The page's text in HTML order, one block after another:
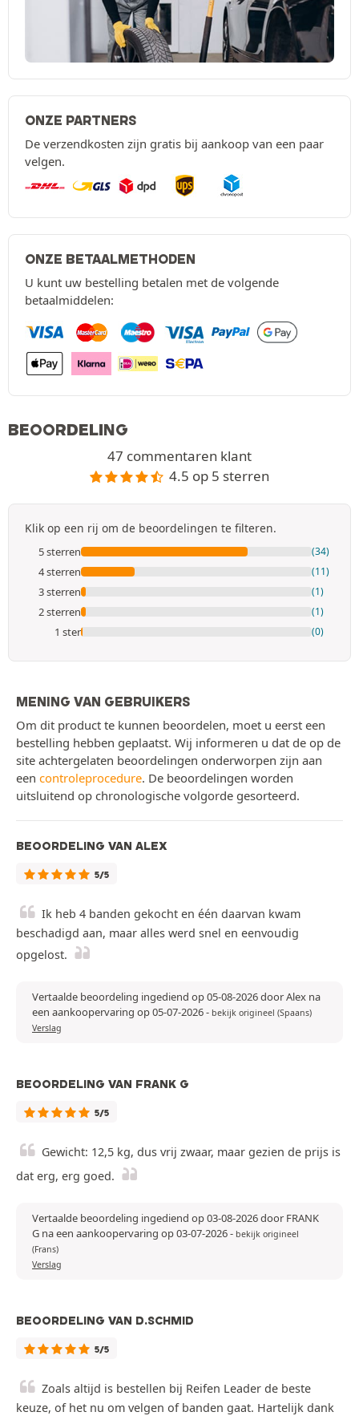
ONZE PARTNERS
De verzendkosten zijn gratis bij aankoop van een paar
velgen.
ONZE BETAALMETHODEN
U kunt uw bestelling betalen met de volgende
betaalmiddelen:
BEOORDELING
47 commentaren klant
4.5 op 5 sterren
Klik op een rij om de beoordelingen te filteren.
5 sterren (34)
4 sterren (11)
3 sterren (1)
2 sterren (1)
1 ster (0)
MENING VAN GEBRUIKERS
Om dit product te kunnen beoordelen, moet u eerst een
bestelling hebben geplaatst. Wij informeren u dat de op de
site achtergelaten beoordelingen onderworpen zijn aan
een controleprocedure. De beoordelingen worden
uitsluitend op chronologische volgorde gesorteerd.
BEOORDELING VAN ALEX
5/5
Ik heb 4 banden gekocht en één daarvan kwam
beschadigd aan, maar alles werd snel en eenvoudig
opgelost.
Vertaalde beoordeling ingediend op 05-08-2026 door Alex na
een aankoopervaring op 05-07-2026- bekijk origineel (Spaans)
Verslag
BEOORDELING VAN FRANK G
5/5
Gewicht: 12,5 kg, dus vrij zwaar, maar gezien de prijs is
dat erg, erg goed.
Vertaalde beoordeling ingediend op 03-08-2026 door FRANK
G na een aankoopervaring op 03-07-2026- bekijk origineel
(Frans)
Verslag
BEOORDELING VAN D.SCHMID
5/5
Zoals altijd is bestellen bij Reifen Leader de beste
keuze, of het nu om velgen of banden gaat. Hartelijk dank